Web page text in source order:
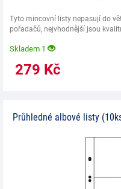
Tyto mincovní listy nepasují do
pořadačů, nejvhodnější jsou
Skladem 1
279 Kč
Průhledné albové listy